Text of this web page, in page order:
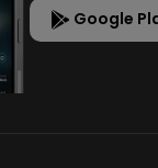
Google